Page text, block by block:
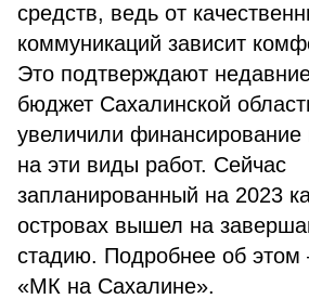
средств, ведь от
коммуникаций зависит
Это подтверждают
бюджет Сахалинской
увеличили финансирование
на эти виды работ. Сейчас
запланированный на 2023
островах вышел на
стадию. Подробнее об
«МК на Сахалине».